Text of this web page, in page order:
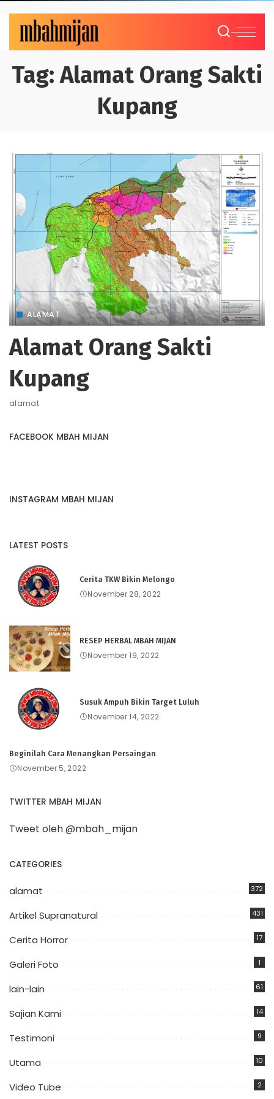
Tag:Alamat Orang Sakti
Kupang
ALAMAT
Alamat Orang Sakti
Kupang
alamat
FACEBOOK MBAH MIJAN
INSTAGRAM MBAH MIJAN
LATEST POSTS
Cerita TKW Bikin Melongo
November 28, 2022
RESEP HERBAL MBAH MIJAN
November 19, 2022
Susuk Ampuh Bikin Target Luluh
November 14, 2022
Beginilah Cara Menangkan Persaingan
November 5, 2022
TWITTER MBAH MIJAN
Tweet oleh @mbah_mijan
CATEGORIES
alamat 372
Artikel Supranatural 431
Cerita Horror 17
Galeri Foto 1
lain-lain 61
Sajian Kami 14
Testimoni 9
Utama 10
Video Tube 2